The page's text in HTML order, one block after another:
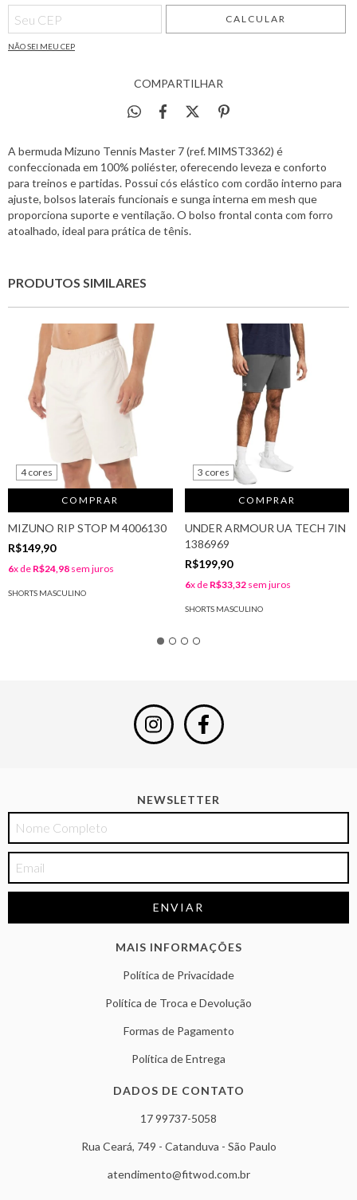
CALCULAR
NÃO SEI MEU CEP
COMPARTILHAR
A bermuda Mizuno Tennis Master 7 (ref. MIMST3362) é
confeccionada em 100% poliéster, oferecendo leveza e conforto
para treinos e partidas. Possui cós elástico com cordão interno para
ajuste, bolsos laterais funcionais e sunga interna em mesh que
proporciona suporte e ventilação. O bolso frontal conta com forro
atoalhado, ideal para prática de tênis.
PRODUTOS SIMILARES
4 cores
COMPRAR
MIZUNO RIP STOP M 4006130
R$149,90
6x de R$24,98 sem juros
SHORTS MASCULINO
3 cores
COMPRAR
UNDER ARMOUR UA TECH 7IN
1386969
R$199,90
6x de R$33,32sem juros
SHORTS MASCULINO
NEWSLETTER
MAIS INFORMAÇÕES
Política de Privacidade
Política de Troca e Devolução
Formas de Pagamento
Política de Entrega
DADOS DE CONTATO
17 99737-5058
Rua Ceará, 749 - Catanduva - São Paulo
atendimento@fitwod.com.br